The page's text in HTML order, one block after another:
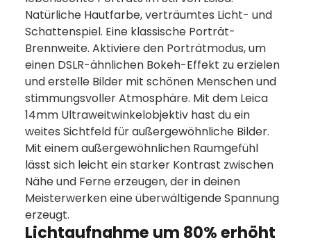
Natürliche Hautfarbe, verträumtes Licht- und
Schattenspiel. Eine klassische Porträt-
Brennweite. Aktiviere den Porträtmodus, um
einen DSLR-ähnlichen Bokeh-Effekt zu erzielen
und erstelle Bilder mit schönen Menschen und
stimmungsvoller Atmosphäre. Mit dem Leica
14mm Ultraweitwinkelobjektiv hast du ein
weites Sichtfeld für außergewöhnliche Bilder.
Mit einem außergewöhnlichen Raumgefühl
lässt sich leicht ein starker Kontrast zwischen
Nähe und Ferne erzeugen, der in deinen
Meisterwerken eine überwältigende Spannung
erzeugt.
Lichtaufnahme um 80% erhöht